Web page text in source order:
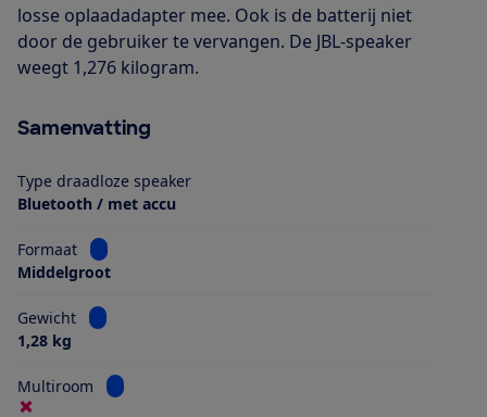
losse oplaadadapter mee. Ook is de batterij niet
door de gebruiker te vervangen. De JBL-speaker
weegt 1,276 kilogram.
Samenvatting
Type draadloze speaker
Bluetooth / met accu
Formaat
Bekijk informatie voor Formaat
Middelgroot
Gewicht
Bekijk informatie voor Gewicht
1,28 kg
Multiroom Bekijk informatie voor Multiroom